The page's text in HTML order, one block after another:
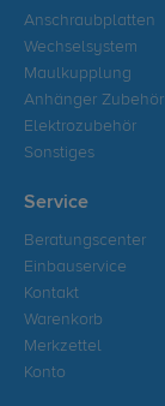
Anschraubplatten
Wechselsystem
Maulkupplung
Anhänger Zubehör
Elektrozubehör
Sonstiges
Service
Beratungscenter
Einbauservice
Kontakt
Warenkorb
Merkzettel
Konto